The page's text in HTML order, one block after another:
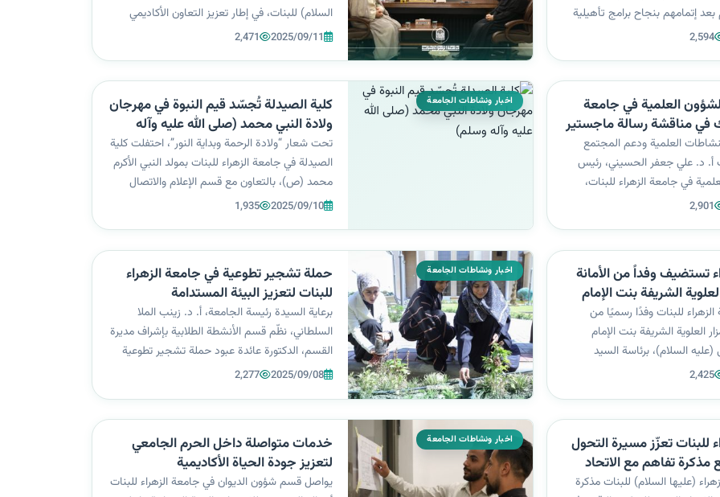
إتمامهم بنجاح برامج تأهيلية
مكثفًا وإعدادًا نفسيًا2,594
السلام) للبنات، في إطار تعزيز التعاون الأكاديمي
والثقافي بين الجانبين، واستكشاف فرص تنظيم
2025/09/11
2,471
العلمية في جامعة
في مناقشة رسالة ماجستير
العلمية ودعم المجتمع
أ. د. علي جعفر الحسيني، رئيس
في جامعة الزهراء للبنات،
رسالة ماجستير في تخصص 2,901
اخبار ونشاطات الجامعة
كلية الصيدلة تُجسّد قيم النبوة في مهرجان
ولادة النبي محمد (صلى الله عليه وآله
وسلم)
تحت شعار “ولادة الرحمة وبداية النور”، احتفلت كلية
الصيدلة في جامعة الزهراء للبنات بمولد النبي الأكرم
محمد (ص)، بالتعاون مع قسم الإعلام والاتصال
الحكومي، وبرعاية كريمة من الأمانة العامة للعتبة
2025/09/10
1,935
تستضيف وفداً من الأمانة
الشريفة بنت الإمام
(عليه السلام)
للبنات وفدًا رسميًا من
العلوية الشريفة بنت الإمام
السلام)، برئاسة السيد
العلاقات في المزار، في2,425
اخبار ونشاطات الجامعة
حملة تشجير تطوعية في جامعة الزهراء
للبنات لتعزيز البيئة المستدامة
برعاية السيدة رئيسة الجامعة، أ. د. زينب الملا
السلطاني، نظّم قسم الأنشطة الطلابية بإشراف مديرة
القسم، الدكتورة عائدة عبود حملة تشجير تطوعية
تحت شعار “معًا لبيئة جامعية مستدامة”، في خطوة
2025/09/08
2,277
للبنات تعزّز مسيرة التحول
مذكرة تفاهم مع الاتحاد
(عليها السلام) للبنات مذكرة
اخبار ونشاطات الجامعة
خدمات متواصلة داخل الحرم الجامعي
لتعزيز جودة الحياة الأكاديمية
يواصل قسم شؤون الديوان في جامعة الزهراء للبنات